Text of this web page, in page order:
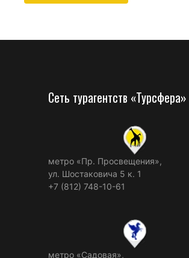
Сеть турагентств «Турсфера»
метро «Пр. Просвещения»,
ул. Шостаковича 5 к. 1
+7 (812) 748-10-61
метро «Садовая»,